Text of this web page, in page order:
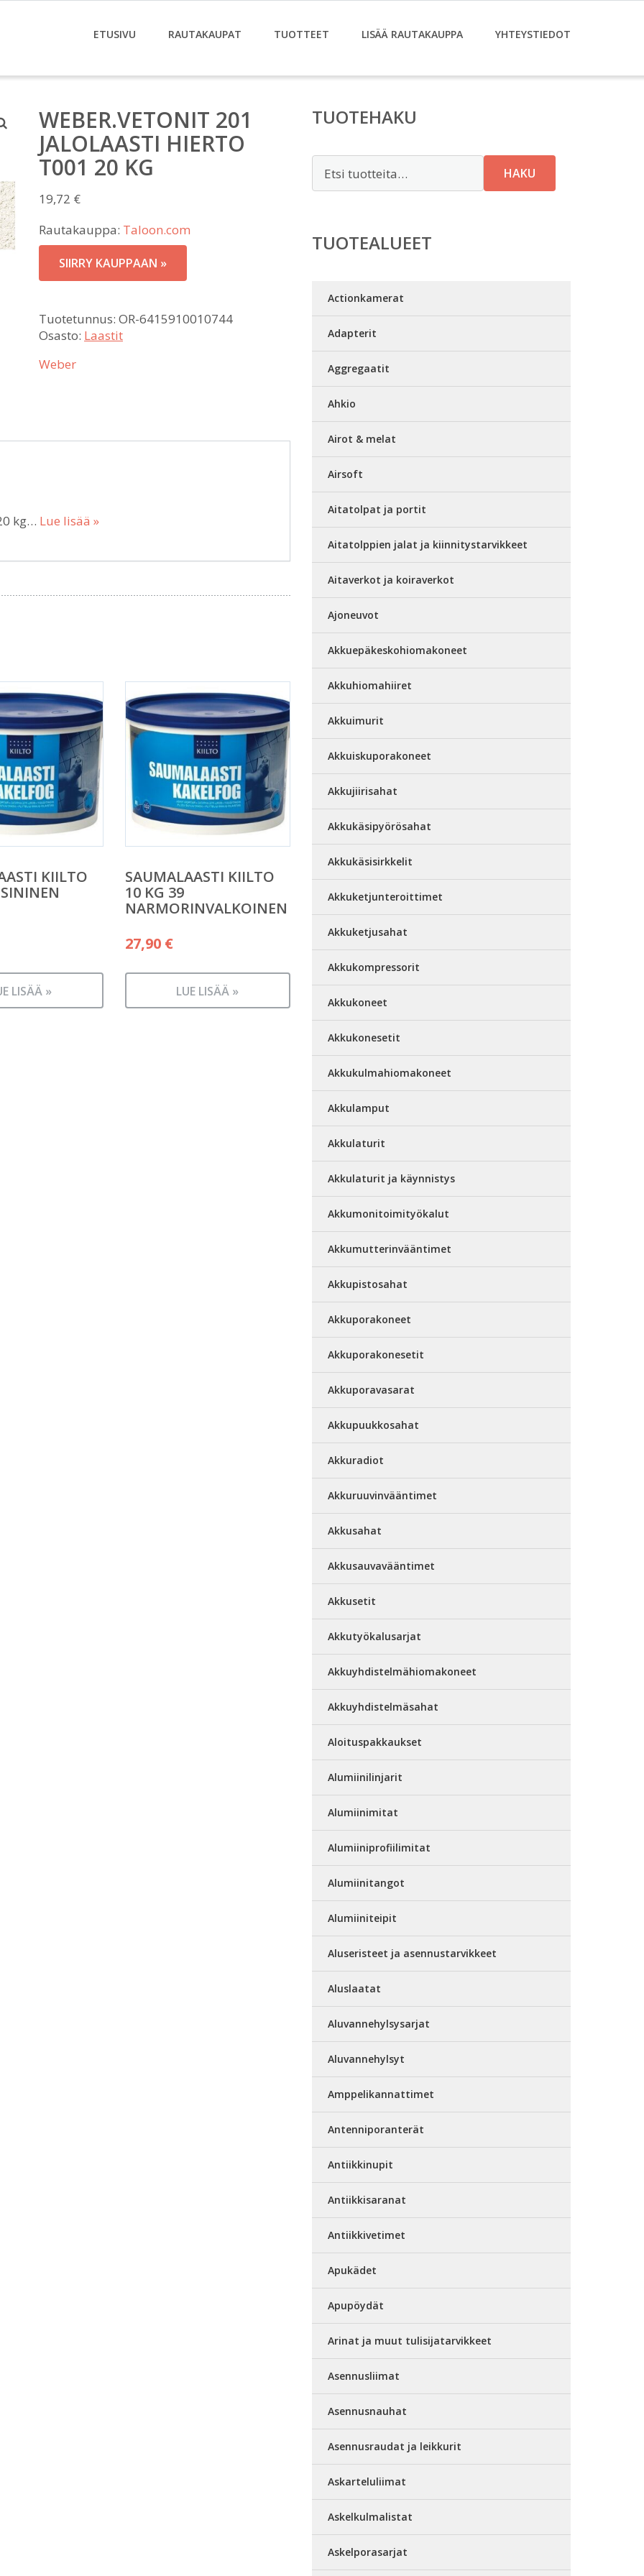
ETUSIVU RAUTAKAUPAT TUOTTEET LISÄÄ RAUTAKAUPPA YHTEYSTIEDOT
WEBER.VETONIT 201
JALOLAASTI HIERTO
T001 20 KG
19,72 €
Rautakauppa: Taloon.com
SIIRRY KAUPPAAN »
Tuotetunnus: OR-6415910010744
Osasto: Laastit
Weber
kg… Lue lisää »
KIILTO
LISÄÄ »
SAUMALAASTI KIILTO
10 KG 39
NARMORINVALKOINEN
27,90 €
LUE LISÄÄ »
TUOTEHAKU
HAKU
TUOTEALUEET
Actionkamerat
Adapterit
Aggregaatit
Ahkio
Airot & melat
Airsoft
Aitatolpat ja portit
Aitatolppien jalat ja kiinnitystarvikkeet
Aitaverkot ja koiraverkot
Ajoneuvot
Akkuepäkeskohiomakoneet
Akkuhiomahiiret
Akkuimurit
Akkuiskuporakoneet
Akkujiirisahat
Akkukäsipyörösahat
Akkukäsisirkkelit
Akkuketjunteroittimet
Akkuketjusahat
Akkukompressorit
Akkukoneet
Akkukonesetit
Akkukulmahiomakoneet
Akkulamput
Akkulaturit
Akkulaturit ja käynnistys
Akkumonitoimityökalut
Akkumutterinvääntimet
Akkupistosahat
Akkuporakoneet
Akkuporakonesetit
Akkuporavasarat
Akkupuukkosahat
Akkuradiot
Akkuruuvinvääntimet
Akkusahat
Akkusauvavääntimet
Akkusetit
Akkutyökalusarjat
Akkuyhdistelmähiomakoneet
Akkuyhdistelmäsahat
Aloituspakkaukset
Alumiinilinjarit
Alumiinimitat
Alumiiniprofiilimitat
Alumiinitangot
Alumiiniteipit
Aluseristeet ja asennustarvikkeet
Aluslaatat
Aluvannehylsysarjat
Aluvannehylsyt
Amppelikannattimet
Antenniporanterät
Antiikkinupit
Antiikkisaranat
Antiikkivetimet
Apukädet
Apupöydät
Arinat ja muut tulisijatarvikkeet
Asennusliimat
Asennusnauhat
Asennusraudat ja leikkurit
Askarteluliimat
Askelkulmalistat
Askelporasarjat